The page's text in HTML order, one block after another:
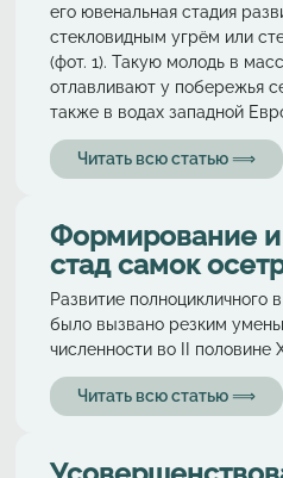
его ювенальная стадия
стекловидным угрём или
(фот. 1). Такую молодь в
отлавливают у побережья
также в водах западной
Читать всю статью ⟹
Формирование и
стад самок
Развитие полноцикличного
было вызвано резким
численности во II половине
Читать всю статью ⟹